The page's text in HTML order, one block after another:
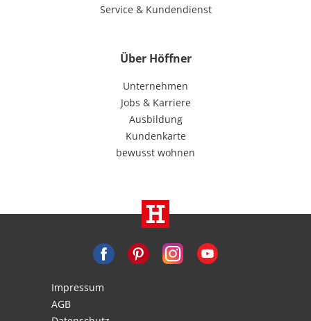
Service & Kundendienst
Über Höffner
Unternehmen
Jobs & Karriere
Ausbildung
Kundenkarte
bewusst wohnen
Impressum
AGB